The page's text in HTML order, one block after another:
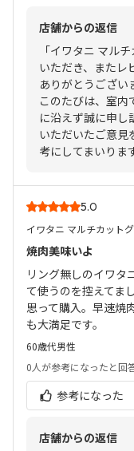
店舗からの返信
「イワタニ マル
いただき、またレ
ありがとうござい
このたびは、室内
に沿えず誠に申し
いただいたご意見
考にしてまいりま
5.0
イワタニ マルチカット
焼肉美味いよ
リング無しのイワタ
て使うのを控えてま
思って購入。早速焼
も大満足です。
60歳代男性
0人が参考になったと回
参考になった
店舗からの返信